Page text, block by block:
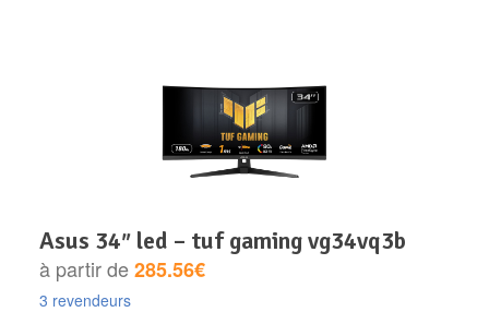
asus 34″ led – tuf gaming vg34vq3b
à partir de285.56€
3 revendeurs